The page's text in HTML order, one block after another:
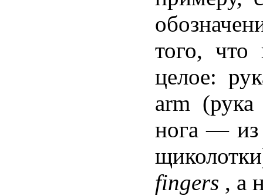
того,
целое:
arm
нога —
fingers , а